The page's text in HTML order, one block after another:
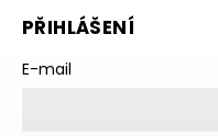
PŘIHLÁŠENÍ
E-mail